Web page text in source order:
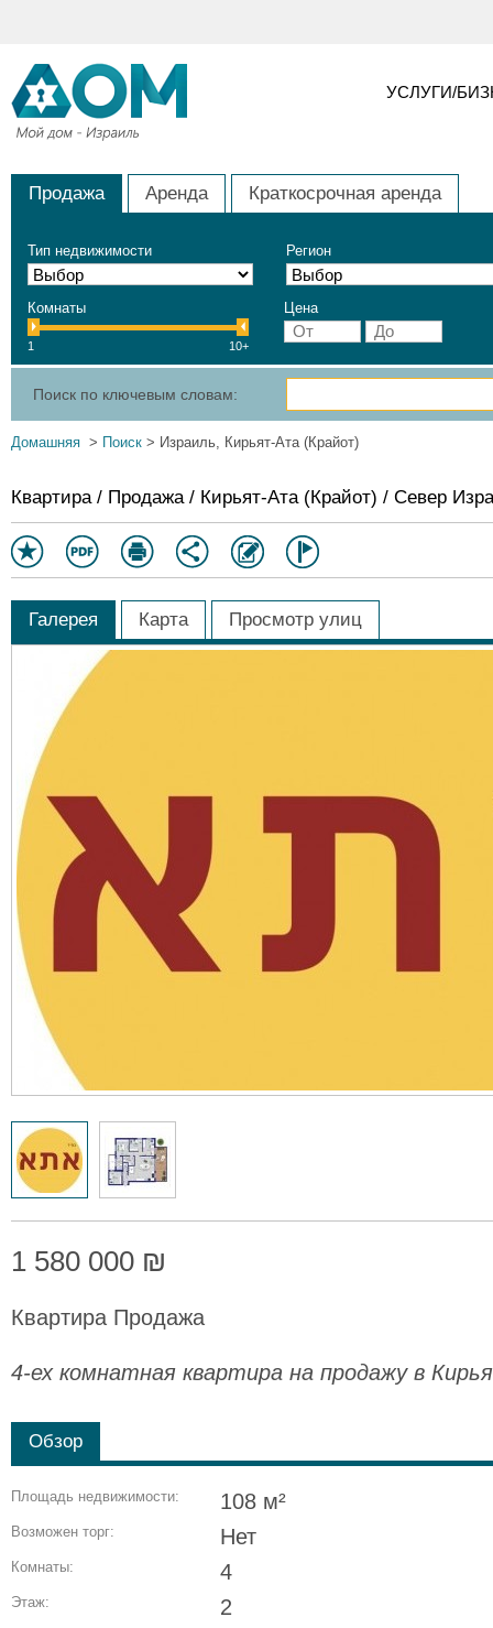
УСЛУГИ/
Продажа Аренда Краткосрочная аренда
Тип недвижимости Регион
Комнаты
1 10+
Цена
Поиск по ключевым словам:
Домашняя > Поиск > Израиль, Кирьят-Ата (Крайот)
Квартира / Продажа / Кирьят-Ата (Крайот) / Север
Галерея Карта Просмотр улиц
1 580 000 ₪
Квартира Продажа
4-ех комнатная квартира на продажу в
Обзор
Площадь недвижимости: 108 м²
Возможен торг: Нет
Комнаты: 4
Этаж: 2